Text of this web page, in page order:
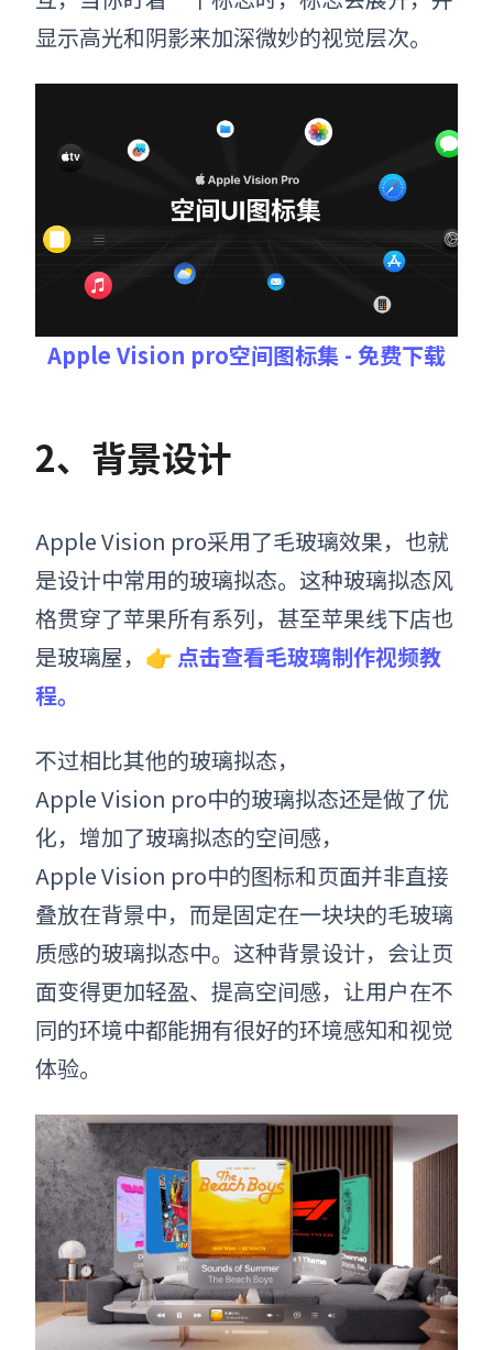
显示高光和阴影来加深微妙的视觉层次。
Apple Vision pro空间图标集 - 免费下载
2、背景设计
Apple Vision pro采用了毛玻璃效果，也就
是设计中常用的玻璃拟态。这种玻璃拟态风
格贯穿了苹果所有系列，甚至苹果线下店也
是玻璃屋，👉 点击查看毛玻璃制作视频教
程。
不过相比其他的玻璃拟态，
Apple Vision pro中的玻璃拟态还是做了优
化，增加了玻璃拟态的空间感，
Apple Vision pro中的图标和页面并非直接
叠放在背景中，而是固定在一块块的毛玻璃
质感的玻璃拟态中。这种背景设计，会让页
面变得更加轻盈、提高空间感，让用户在不
同的环境中都能拥有很好的环境感知和视觉
体验。